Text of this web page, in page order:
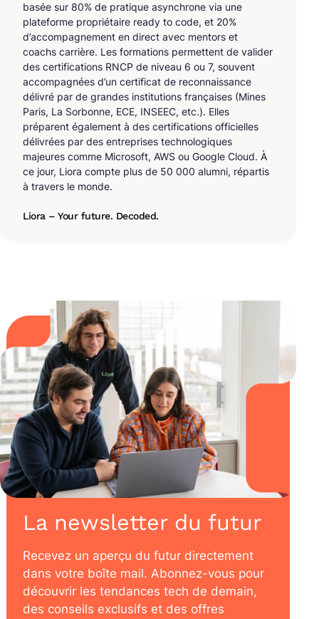
basée sur 80% de pratique asynchrone via une
plateforme propriétaire ready to code, et 20%
d’accompagnement en direct avec mentors et
coachs carrière. Les formations permettent de valider
des certifications RNCP de niveau 6 ou 7, souvent
accompagnées d’un certificat de reconnaissance
délivré par de grandes institutions françaises (Mines
Paris, La Sorbonne, ECE, INSEEC, etc.). Elles
préparent également à des certifications officielles
délivrées par des entreprises technologiques
majeures comme Microsoft, AWS ou Google Cloud. À
ce jour, Liora compte plus de 50 000 alumni, répartis
à travers le monde.
Liora – Your future. Decoded.
La newsletter du futur
Recevez un aperçu du futur directement
dans votre boîte mail. Abonnez-vous pour
découvrir les tendances tech de demain,
des conseils exclusifs et des offres